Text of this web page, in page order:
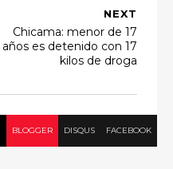
NEXT
Chicama: menor de 17
años es detenido con 17
kilos de droga
BLOGGER DISQUS FACEBOOK